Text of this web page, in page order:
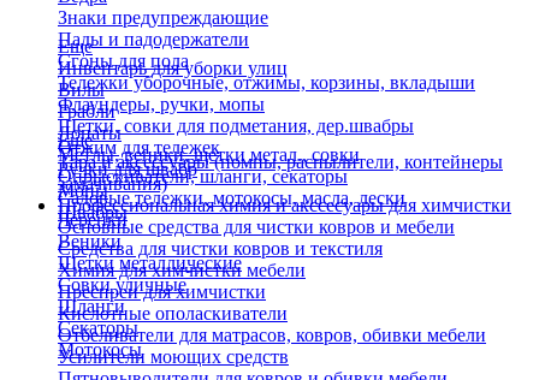
Знаки предупреждающие
Пады и падодержатели
Сгоны для пола
Тележки уборочные, отжимы, корзины, вкладыши
Флаундеры, ручки, мопы
Щетки, совки для подметания, дер.швабры
Отжим для тележек
Ручки для швабр
Мопы
Швабры
Еще
Инвентарь для уборки улиц
Вилы
Грабли
Лопаты
Метлы, веники, щетки метал., совки
Опрыскиватели, шланги, секаторы
Садовые тележки, мотокосы, масла, лески
Черенки
Веники
Щетки металлические
Совки уличные
Шланги
Секаторы
Мотокосы
Еще
Тара и аксессуары (помпы, распылители, контейнеры
замачивания)
Профессиональная химия и акссесуары для химчистки
Основные средства для чистки ковров и мебели
Средства для чистки ковров и текстиля
Химия для химчистки мебели
Преспреи для химчистки
Кислотные ополаскиватели
Отбеливатели для матрасов, ковров, обивки мебели
Усилители моющих средств